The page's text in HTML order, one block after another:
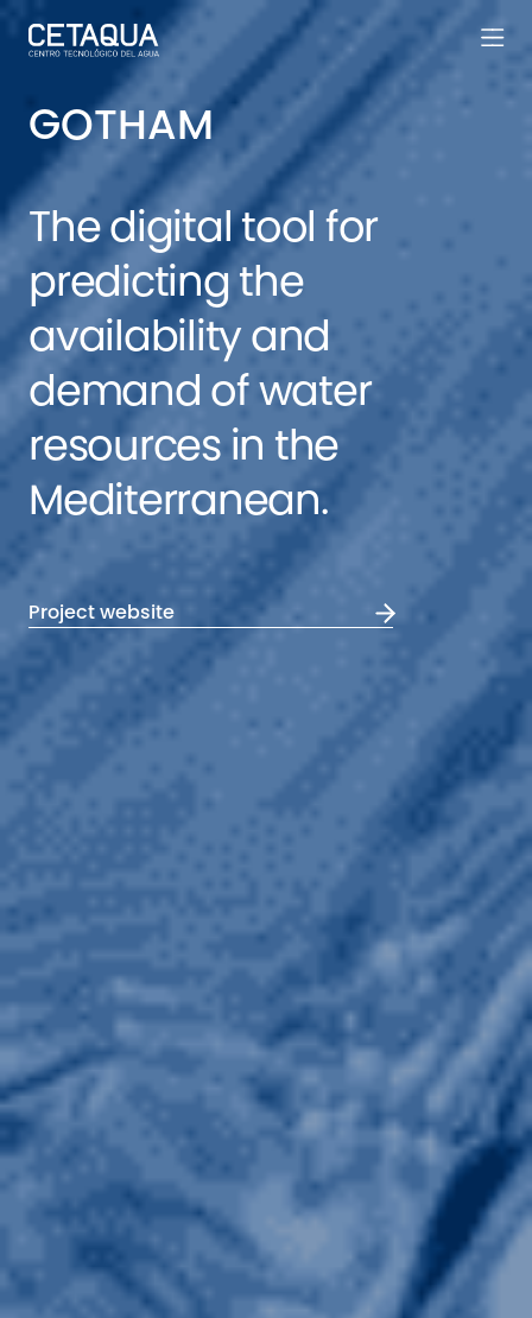
GOTHAM
The digital tool for
predicting the
availability and
demand of water
resources in the
Mediterranean.
Project website